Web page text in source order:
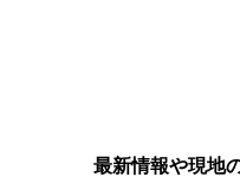
最新情報や現地